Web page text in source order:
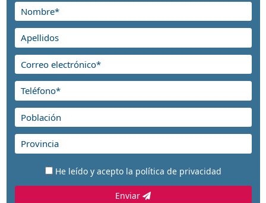
He leído y acepto la política de privacidad
Enviar